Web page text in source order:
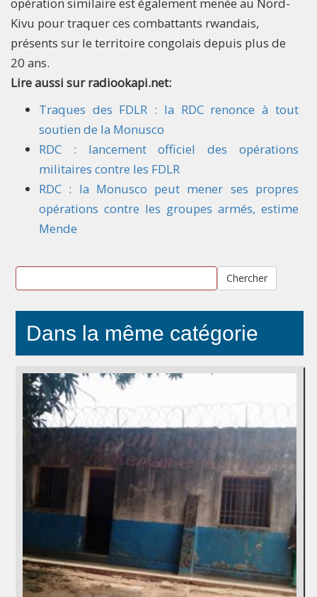
Kivu pour traquer ces combattants rwandais,
présents sur le territoire congolais depuis plus de
20 ans.
Lire aussi sur radiookapi.net:
Traques des FDLR : la RDC renonce à tout
soutien de la Monusco
RDC : lancement officiel des opérations
militaires contre les FDLR
RDC : la Monusco peut mener ses propres
opérations contre les groupes armés, estime
Mende
Chercher
Dans la même catégorie